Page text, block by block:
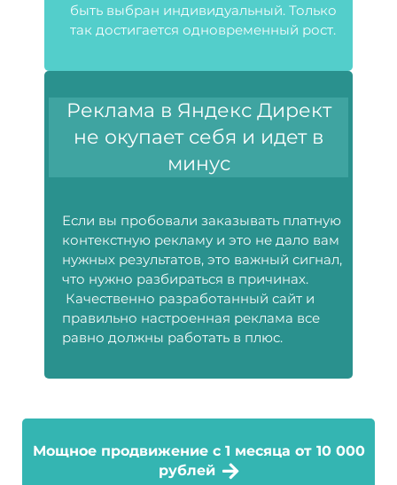
быть выбран индивидуальный. Только
так достигается одновременный рост.
Реклама в Яндекс Директ
не окупает себя и идет в
минус
Если вы пробовали заказывать платную
контекстную рекламу и это не дало вам
нужных результатов, это важный сигнал,
что нужно разбираться в причинах.
Качественно разработанный сайт и
правильно настроенная реклама все
равно должны работать в плюс.
Мощное продвижение с 1 месяца от 10 000
рублей